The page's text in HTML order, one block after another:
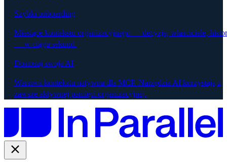
Szybki onboarding
Miesiące kontekstu organizacyjnego — decyzje, właściciele,
— w ciągu sekund.
Dostosuj swoje AI
Warstwa kontekstu natywna dla MCP. Narzędzia AI korzystają z
zawsze aktywnej pamięci organizacyjnej.